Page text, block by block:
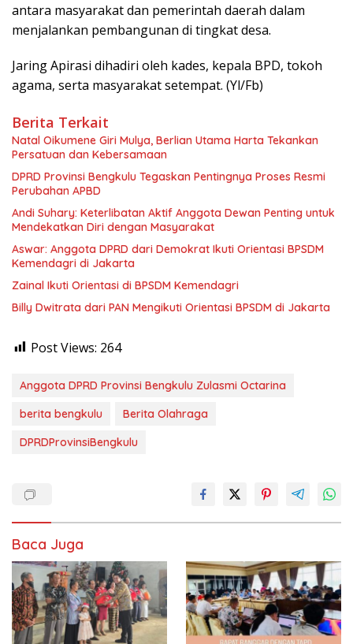
antara masyarakat dan pemerintah daerah dalam
menjalankan pembangunan di tingkat desa.
Jaring Apirasi dihadiri oleh kades, kepala BPD, tokoh
agama, serta masyarakat setempat. (Yl/Fb)
Berita Terkait
‎Natal Oikumene Giri Mulya, Berlian Utama Harta Tekankan
Persatuan dan Kebersamaan
DPRD Provinsi Bengkulu Tegaskan Pentingnya Proses Resmi
Perubahan APBD
Andi Suhary: Keterlibatan Aktif Anggota Dewan Penting untuk
Mendekatkan Diri dengan Masyarakat
Aswar: Anggota DPRD dari Demokrat Ikuti Orientasi BPSDM
Kemendagri di Jakarta
Zainal Ikuti Orientasi di BPSDM Kemendagri
Billy Dwitrata dari PAN Mengikuti Orientasi BPSDM di Jakarta
Post Views: 264
Anggota DPRD Provinsi Bengkulu Zulasmi Octarina
berita bengkulu
Berita Olahraga
DPRDProvinsiBengkulu
Baca Juga